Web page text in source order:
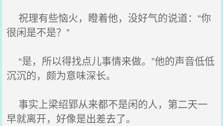
祝理有些恼火，瞪着他，没好气的说道：“你
很闲是不是？”
“是，所以得找点儿事情来做。”他的声音低低
沉沉的，颇为意味深长。
事实上梁绍郢从来都不是闲的人，第二天一
早就离开，好像是出差去了。